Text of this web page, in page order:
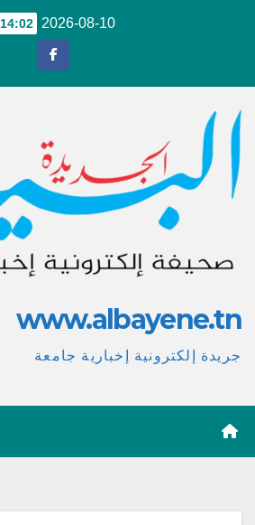
2026-08-10
14:02
www.albayene.tn
جريدة إلكترونية إخبارية جامعة